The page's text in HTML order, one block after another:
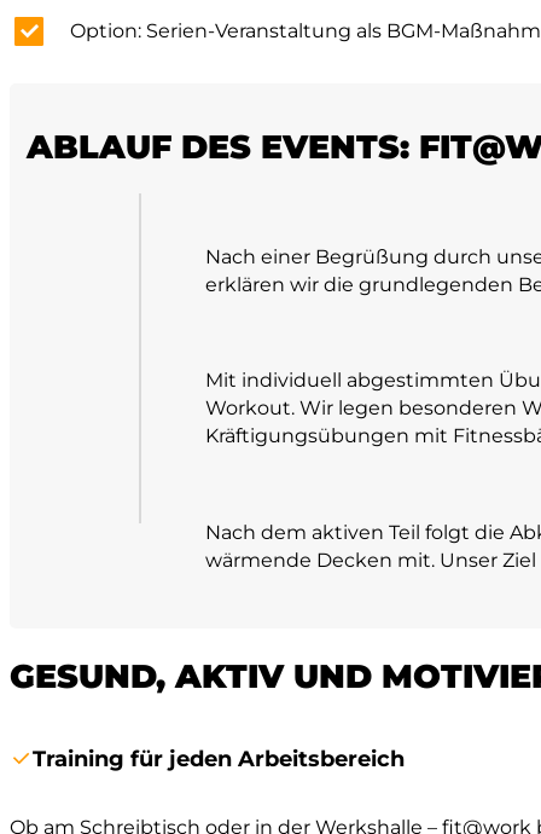
Option: Serien-Veranstaltung als BGM-
ABLAUF DES EVENTS:
Nach einer Begrüßung durch
erklären wir die grundlegenden
Mit individuell abgestimmten
Workout. Wir legen besonderen
Kräftigungsübungen mit
Nach dem aktiven Teil folgt die
wärmende Decken mit. Unser
GESUND, AKTIV UND
Training für jeden Arbeitsbereich
Ob am Schreibtisch oder in der Werkshalle –